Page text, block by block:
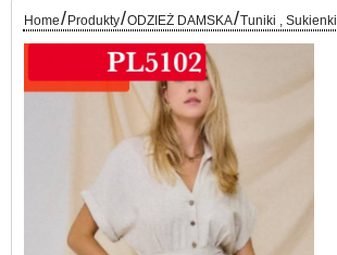
Home/ Produkty/ODZIEŻ DAMSKA/Tuniki , Sukienki